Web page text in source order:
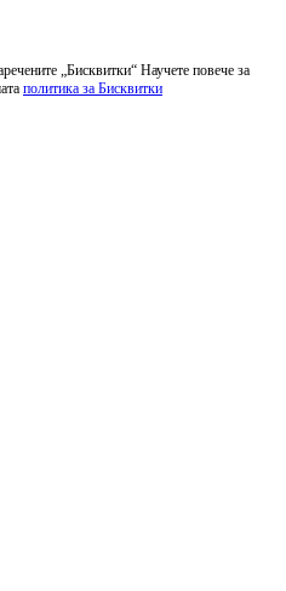
„Бисквитки“ Научете повече за
политика за Бисквитки